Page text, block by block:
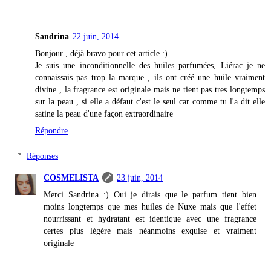
Sandrina 22 juin, 2014
Bonjour , déjà bravo pour cet article :)
Je suis une inconditionnelle des huiles parfumées, Liérac je ne
connaissais pas trop la marque , ils ont créé une huile vraiment
divine , la fragrance est originale mais ne tient pas tres longtemps
sur la peau , si elle a défaut c'est le seul car comme tu l'a dit elle
satine la peau d'une façon extraordinaire
Répondre
Réponses
COSMELISTA
23 juin, 2014
Merci Sandrina :) Oui je dirais que le parfum tient bien
moins longtemps que mes huiles de Nuxe mais que l'effet
nourrissant et hydratant est identique avec une fragrance
certes plus légère mais néanmoins exquise et vraiment
originale